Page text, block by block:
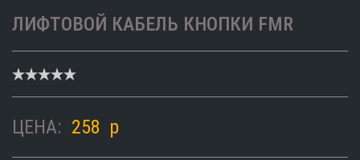
ЛИФТОВОЙ КАБЕЛЬ КНОПКИ FMR
ЦЕНА: 258 p